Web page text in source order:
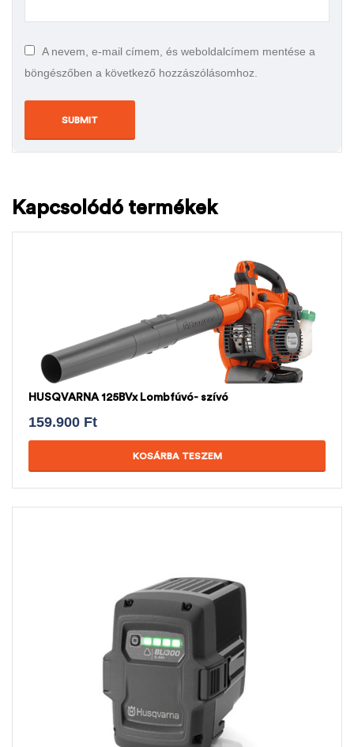
A nevem, e-mail címem, és weboldalcímem mentése a
böngészőben a következő hozzászólásomhoz.
Kapcsolódó termékek
HUSQVARNA 125BVx Lombfúvó- szívó
159.900 Ft
KOSÁRBA TESZEM